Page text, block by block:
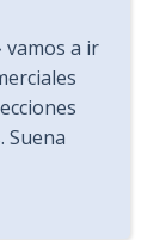
vamos a ir
Suena